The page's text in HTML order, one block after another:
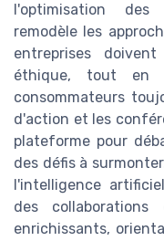
l'optimisation
remodèle les
entreprises
éthique, tout en
consommateurs
d'action et les
plateforme pour
des défis à
l'intelligence
des
enrichissants,